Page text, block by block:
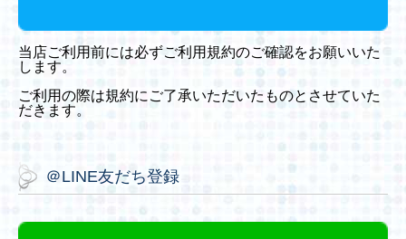
当店ご利用前には必ずご利用規約のご確認をお願いいた
します。
ご利用の際は規約にご了承いただいたものとさせていた
だきます。
＠LINE友だち登録